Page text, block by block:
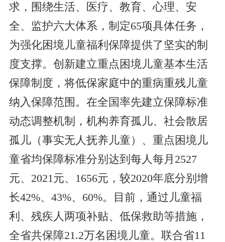
求，围绕生活、医疗、教育、心理、安
全、监护六大体系，制定65项具体任务，
为强化困境儿童福利保障提供了坚实的制
度支撑。创新建立重点困境儿童基本生活
保障制度，将低保家庭中的重病重残儿童
纳入保障范围。在全国率先建立保障标准
动态调整机制，机构养育孤儿、社会散居
孤儿（事实无人抚养儿童）、重点困境儿
童省均保障标准分别达到每人每月2527
元、2021元、1656元，较2020年底分别增
长42%、43%、60%。目前，通过儿童福
利、残疾人两项补贴、低保救助等措施，
全省共保障21.2万名困境儿童。联合省11